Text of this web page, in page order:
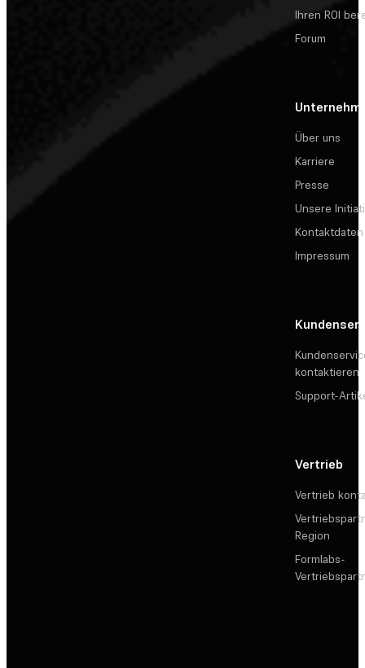
Ihren ROI
Forum
Über uns
Karriere
Presse
Unsere
Kontaktdaten
Impressum
kontaktieren
Support-
Vertrieb
Vertrieb
Region
Formlabs-